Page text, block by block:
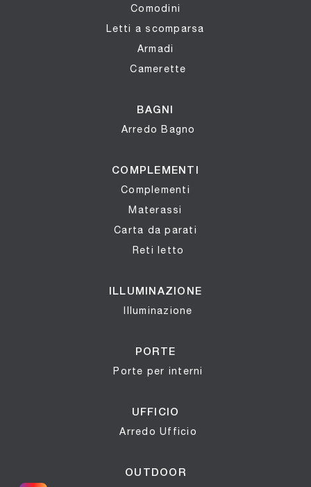
Comodini
Letti a scomparsa
Armadi
Camerette
BAGNI
Arredo Bagno
COMPLEMENTI
Complementi
Materassi
Carta da parati
Reti letto
ILLUMINAZIONE
Illuminazione
PORTE
Porte per interni
UFFICIO
Arredo Ufficio
OUTDOOR